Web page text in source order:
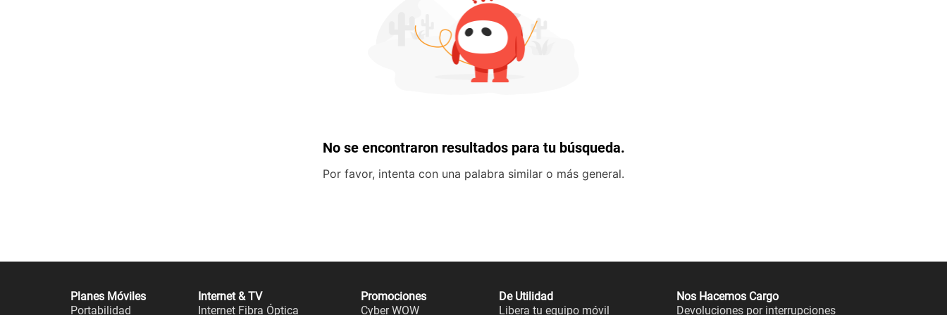
No se encontraron resultados para tu búsqueda.
Por favor, intenta con una palabra similar o más general.
Planes Móviles
Portabilidad
Internet & TV
Internet Fibra Óptica
Promociones
Cyber WOW
De Utilidad
Libera tu equipo móvil
Nos Hacemos Cargo
Devoluciones por interrupciones